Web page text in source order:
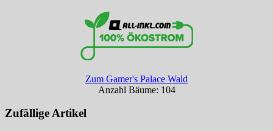
Zum Gamer's Palace Wald
Anzahl Bäume: 104
Zufällige Artikel